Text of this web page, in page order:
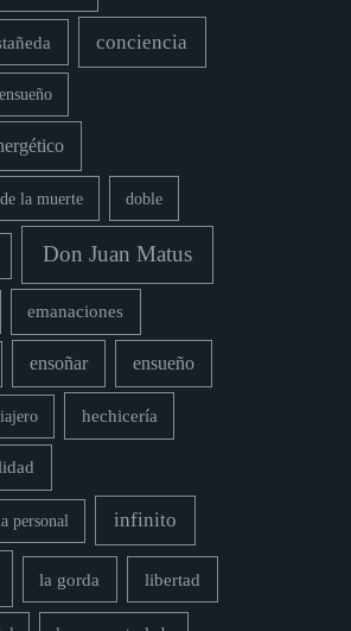
conciencia
la muerte doble
Don Juan Matus
emanaciones
ensoñar ensueño
hechicería
personal infinito
la gorda libertad